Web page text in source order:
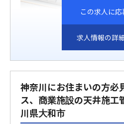
この求人に応
求人情報の詳
神奈川にお住まいの方
ス、商業施設の天井施工
川県大和市